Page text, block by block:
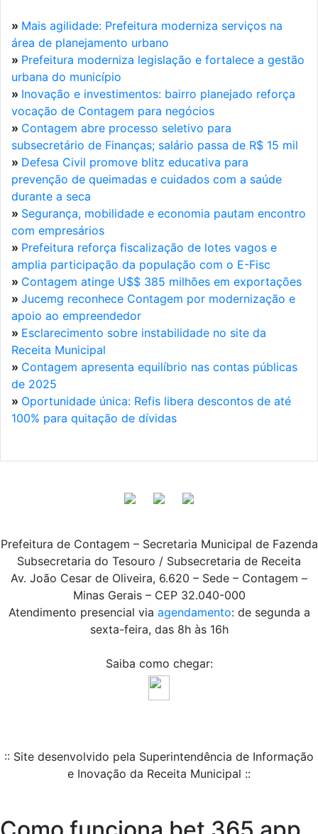
» Mais agilidade: Prefeitura moderniza serviços na
área de planejamento urbano
» Prefeitura moderniza legislação e fortalece a gestão
urbana do município
» Inovação e investimentos: bairro planejado reforça
vocação de Contagem para negócios
» Contagem abre processo seletivo para
subsecretário de Finanças; salário passa de R$ 15 mil
» Defesa Civil promove blitz educativa para
prevenção de queimadas e cuidados com a saúde
durante a seca
» Segurança, mobilidade e economia pautam encontro
com empresários
» Prefeitura reforça fiscalização de lotes vagos e
amplia participação da população com o E-Fisc
» Contagem atinge U$$ 385 milhões em exportações
» Jucemg reconhece Contagem por modernização e
apoio ao empreendedor
» Esclarecimento sobre instabilidade no site da
Receita Municipal
» Contagem apresenta equilíbrio nas contas públicas
de 2025
» Oportunidade única: Refis libera descontos de até
100% para quitação de dívidas
Prefeitura de Contagem – Secretaria Municipal de Fazenda
Subsecretaria do Tesouro / Subsecretaria de Receita
Av. João Cesar de Oliveira, 6.620 – Sede – Contagem –
Minas Gerais – CEP 32.040-000
Atendimento presencial via agendamento: de segunda a
sexta-feira, das 8h às 16h
Saiba como chegar:
:: Site desenvolvido pela Superintendência de Informação
e Inovação da Receita Municipal ::